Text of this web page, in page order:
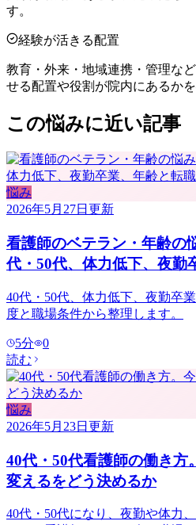
す。
経験が活きる配置
教育・外来・地域連携・管理な
せる配置や役割が院内にあるかを
この悩みに近い記事
悩み
2026年5月27日 更新
看護師のベテラン・年齢の
代・50代、体力低下、夜勤
40代・50代、体力低下、夜勤卒
度と職場条件から整理します。
5分
0
読む
悩み
2026年5月23日 更新
40代・50代看護師の働き方
変えるをどう決めるか
40代・50代になり、夜勤や体力